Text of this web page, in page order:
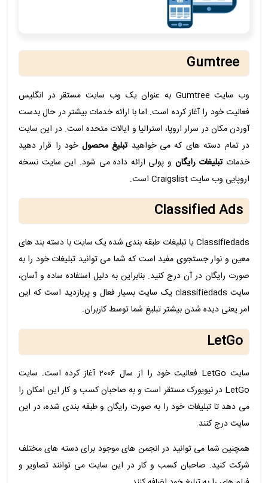
وب سایت Gumtree به عنوان یک وب سایت مستقر در انگلیس
فعالیت خود را آغاز کرده است. اما با ارائه خدمات بیشتر در حال بدست
آوردن مکان در سرار اروپا، استرالیا و ایالات متحده است. در این سایت
در تمام دسته های که می خواهیدتبلیغ محصول خود را قرار دهید
خدماتتبلیغات رایگان و پولی ارائه داده می شود. این سایت نسخه
اروپایی وب سایت Craigslist است.
Classified Ads
Classifiedads یا تبلیغات طبقه بندی شده یک سایت با دسته بند های
معین و نوار جستجوی مفید است که شما می توانید تبلیغات خود را به
صورت رایگان در آن درج کنید. بنابراین به دلیل استفاده ساده و آسان،
سایت classifiedads یک سایت بسیار فعال و پربازدید است که این
امر یعنی دیده شدن بیشتر تبلیغ شما توسط کاربران.
LetGo
سایت LetGo فعالیت خود را از سال 2006 آغاز کرده است. سایت
LetGo در نیویورک مستقر است و به صاحبان کسب و کار این امکان را
می دهد تا تبلیغات خود را به صورت رایگان و طبقه بندی شده، در این
سایت درج کنند.
همچنین شما می توانید در انجمن های موجود برای دسته های مختلف
شرکت کنید. صاحبان کسب و کار در این سایت می توانند تصاویر و